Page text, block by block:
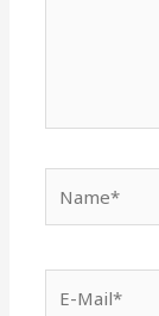
Mail*